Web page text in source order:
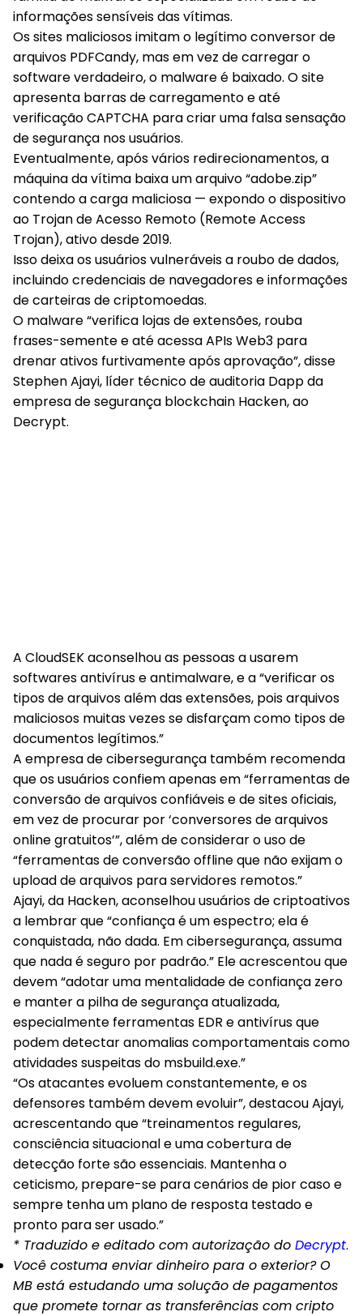
informações sensíveis das vítimas.
Os sites maliciosos imitam o legítimo conversor de
arquivos PDFCandy, mas em vez de carregar o
software verdadeiro, o malware é baixado. O site
apresenta barras de carregamento e até
verificação CAPTCHA para criar uma falsa sensação
de segurança nos usuários.
Eventualmente, após vários redirecionamentos, a
máquina da vítima baixa um arquivo “adobe.zip”
contendo a carga maliciosa — expondo o dispositivo
ao Trojan de Acesso Remoto (Remote Access
Trojan), ativo desde 2019.
Isso deixa os usuários vulneráveis a roubo de dados,
incluindo credenciais de navegadores e informações
de carteiras de criptomoedas.
O malware “verifica lojas de extensões, rouba
frases-semente e até acessa APIs Web3 para
drenar ativos furtivamente após aprovação”, disse
Stephen Ajayi, líder técnico de auditoria Dapp da
empresa de segurança blockchain Hacken, ao
Decrypt.
A CloudSEK aconselhou as pessoas a usarem
softwares antivírus e antimalware, e a “verificar os
tipos de arquivos além das extensões, pois arquivos
maliciosos muitas vezes se disfarçam como tipos de
documentos legítimos.”
A empresa de cibersegurança também recomenda
que os usuários confiem apenas em “ferramentas de
conversão de arquivos confiáveis e de sites oficiais,
em vez de procurar por ‘conversores de arquivos
online gratuitos’”, além de considerar o uso de
“ferramentas de conversão offline que não exijam o
upload de arquivos para servidores remotos.”
Ajayi, da Hacken, aconselhou usuários de criptoativos
a lembrar que “confiança é um espectro; ela é
conquistada, não dada. Em cibersegurança, assuma
que nada é seguro por padrão.” Ele acrescentou que
devem “adotar uma mentalidade de confiança zero
e manter a pilha de segurança atualizada,
especialmente ferramentas EDR e antivírus que
podem detectar anomalias comportamentais como
atividades suspeitas do msbuild.exe.”
“Os atacantes evoluem constantemente, e os
defensores também devem evoluir”, destacou Ajayi,
acrescentando que “treinamentos regulares,
consciência situacional e uma cobertura de
detecção forte são essenciais. Mantenha o
ceticismo, prepare-se para cenários de pior caso e
sempre tenha um plano de resposta testado e
pronto para ser usado.”
* Traduzido e editado com autorização do Decrypt.
Você costuma enviar dinheiro para o exterior? O
MB está estudando uma solução de pagamentos
que promete tornar as transferências com cripto